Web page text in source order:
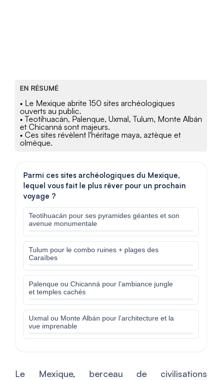
EN RÉSUMÉ
• Le Mexique abrite 150 sites archéologiques
ouverts au public.
• Teotihuacán, Palenque, Uxmal, Tulum, Monte Albán
et Chicanná sont majeurs.
• Ces sites révèlent l'héritage maya, aztèque et
olmèque.
Parmi ces sites archéologiques du Mexique,
lequel vous fait le plus rêver pour un prochain
voyage ?
Teotihuacán pour ses pyramides géantes et son
avenue monumentale
Tulum pour le combo ruines + plages des
Caraïbes
Palenque ou Chicanná pour l’ambiance jungle
et temples cachés
Uxmal ou Monte Albán pour l’architecture et la
vue imprenable
Le Mexique, berceau de civilisations